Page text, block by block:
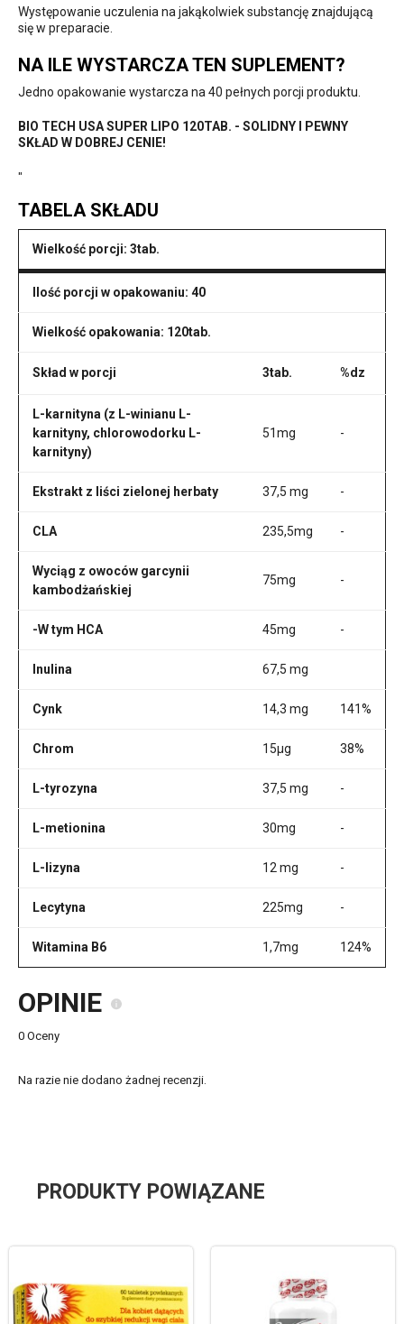
Występowanie uczulenia na jakąkolwiek substancję znajdującą
się w preparacie.
NA ILE WYSTARCZA TEN SUPLEMENT?
Jedno opakowanie wystarcza na 40 pełnych porcji produktu.
BIO TECH USA SUPER LIPO 120TAB. - SOLIDNY I PEWNY
SKŁAD W DOBREJ CENIE!
"
TABELA SKŁADU
Wielkość porcji: 3tab.
Ilość porcji w opakowaniu: 40
Wielkość opakowania: 120tab.
Skład w porcji 3tab. %dz
L-karnityna (z L-winianu L-
karnityny, chlorowodorku L-
karnityny)
51mg -
Ekstrakt z liści zielonej herbaty 37,5 mg -
CLA 235,5mg -
Wyciąg z owoców garcynii
kambodżańskiej
75mg -
-W tym HCA 45mg -
Inulina 67,5 mg
Cynk 14,3 mg 141%
Chrom 15µg 38%
L-tyrozyna 37,5 mg -
L-metionina 30mg -
L-lizyna 12 mg -
Lecytyna 225mg -
Witamina B6 1,7mg 124%
OPINIE
0 Oceny
Na razie nie dodano żadnej recenzji.
PRODUKTY POWIĄZANE